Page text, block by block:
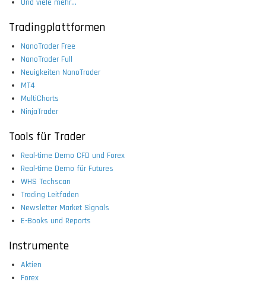
Und viele mehr...
Tradingplattformen
NanoTrader Free
NanoTrader Full
Neuigkeiten NanoTrader
MT4
MultiCharts
NinjaTrader
Tools für Trader
Real-time Demo CFD und Forex
Real-time Demo für Futures
WHS Techscan
Trading Leitfaden
Newsletter Market Signals
E-Books und Reports
Instrumente
Aktien
Forex